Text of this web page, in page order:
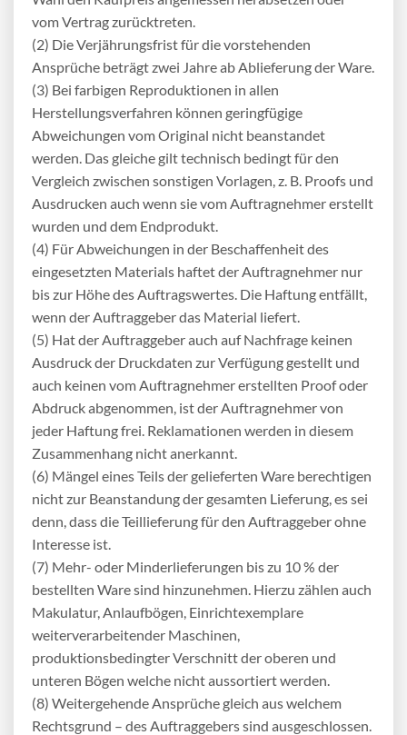
vom Vertrag zurücktreten.
(2) Die Verjährungsfrist für die vorstehenden
Ansprüche beträgt zwei Jahre ab Ablieferung der Ware.
(3) Bei farbigen Reproduktionen in allen
Herstellungsverfahren können geringfügige
Abweichungen vom Original nicht beanstandet
werden. Das gleiche gilt technisch bedingt für den
Vergleich zwischen sonstigen Vorlagen, z. B. Proofs und
Ausdrucken auch wenn sie vom Auftragnehmer erstellt
wurden und dem Endprodukt.
(4) Für Abweichungen in der Beschaffenheit des
eingesetzten Materials haftet der Auftragnehmer nur
bis zur Höhe des Auftragswertes. Die Haftung entfällt,
wenn der Auftraggeber das Material liefert.
(5) Hat der Auftraggeber auch auf Nachfrage keinen
Ausdruck der Druckdaten zur Verfügung gestellt und
auch keinen vom Auftragnehmer erstellten Proof oder
Abdruck abgenommen, ist der Auftragnehmer von
jeder Haftung frei. Reklamationen werden in diesem
Zusammenhang nicht anerkannt.
(6) Mängel eines Teils der gelieferten Ware berechtigen
nicht zur Beanstandung der gesamten Lieferung, es sei
denn, dass die Teillieferung für den Auftraggeber ohne
Interesse ist.
(7) Mehr- oder Minderlieferungen bis zu 10 % der
bestellten Ware sind hinzunehmen. Hierzu zählen auch
Makulatur, Anlaufbögen, Einrichtexemplare
weiterverarbeitender Maschinen,
produktionsbedingter Verschnitt der oberen und
unteren Bögen welche nicht aussortiert werden.
(8) Weitergehende Ansprüche gleich aus welchem
Rechtsgrund – des Auftraggebers sind ausgeschlossen.